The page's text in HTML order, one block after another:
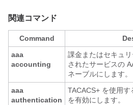
関連コマンド
Command
aaa
accounting
課金またはセキュ
されたサービスの
ネーブルにします。
aaa
authentication
TACACS+ を使用
を有効にします。